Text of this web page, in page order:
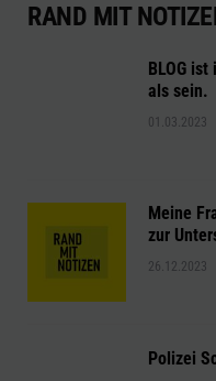
RAND MIT
BLOG
als sein.
01.03.2023
Meine
zur
26.12.2023
Polizei